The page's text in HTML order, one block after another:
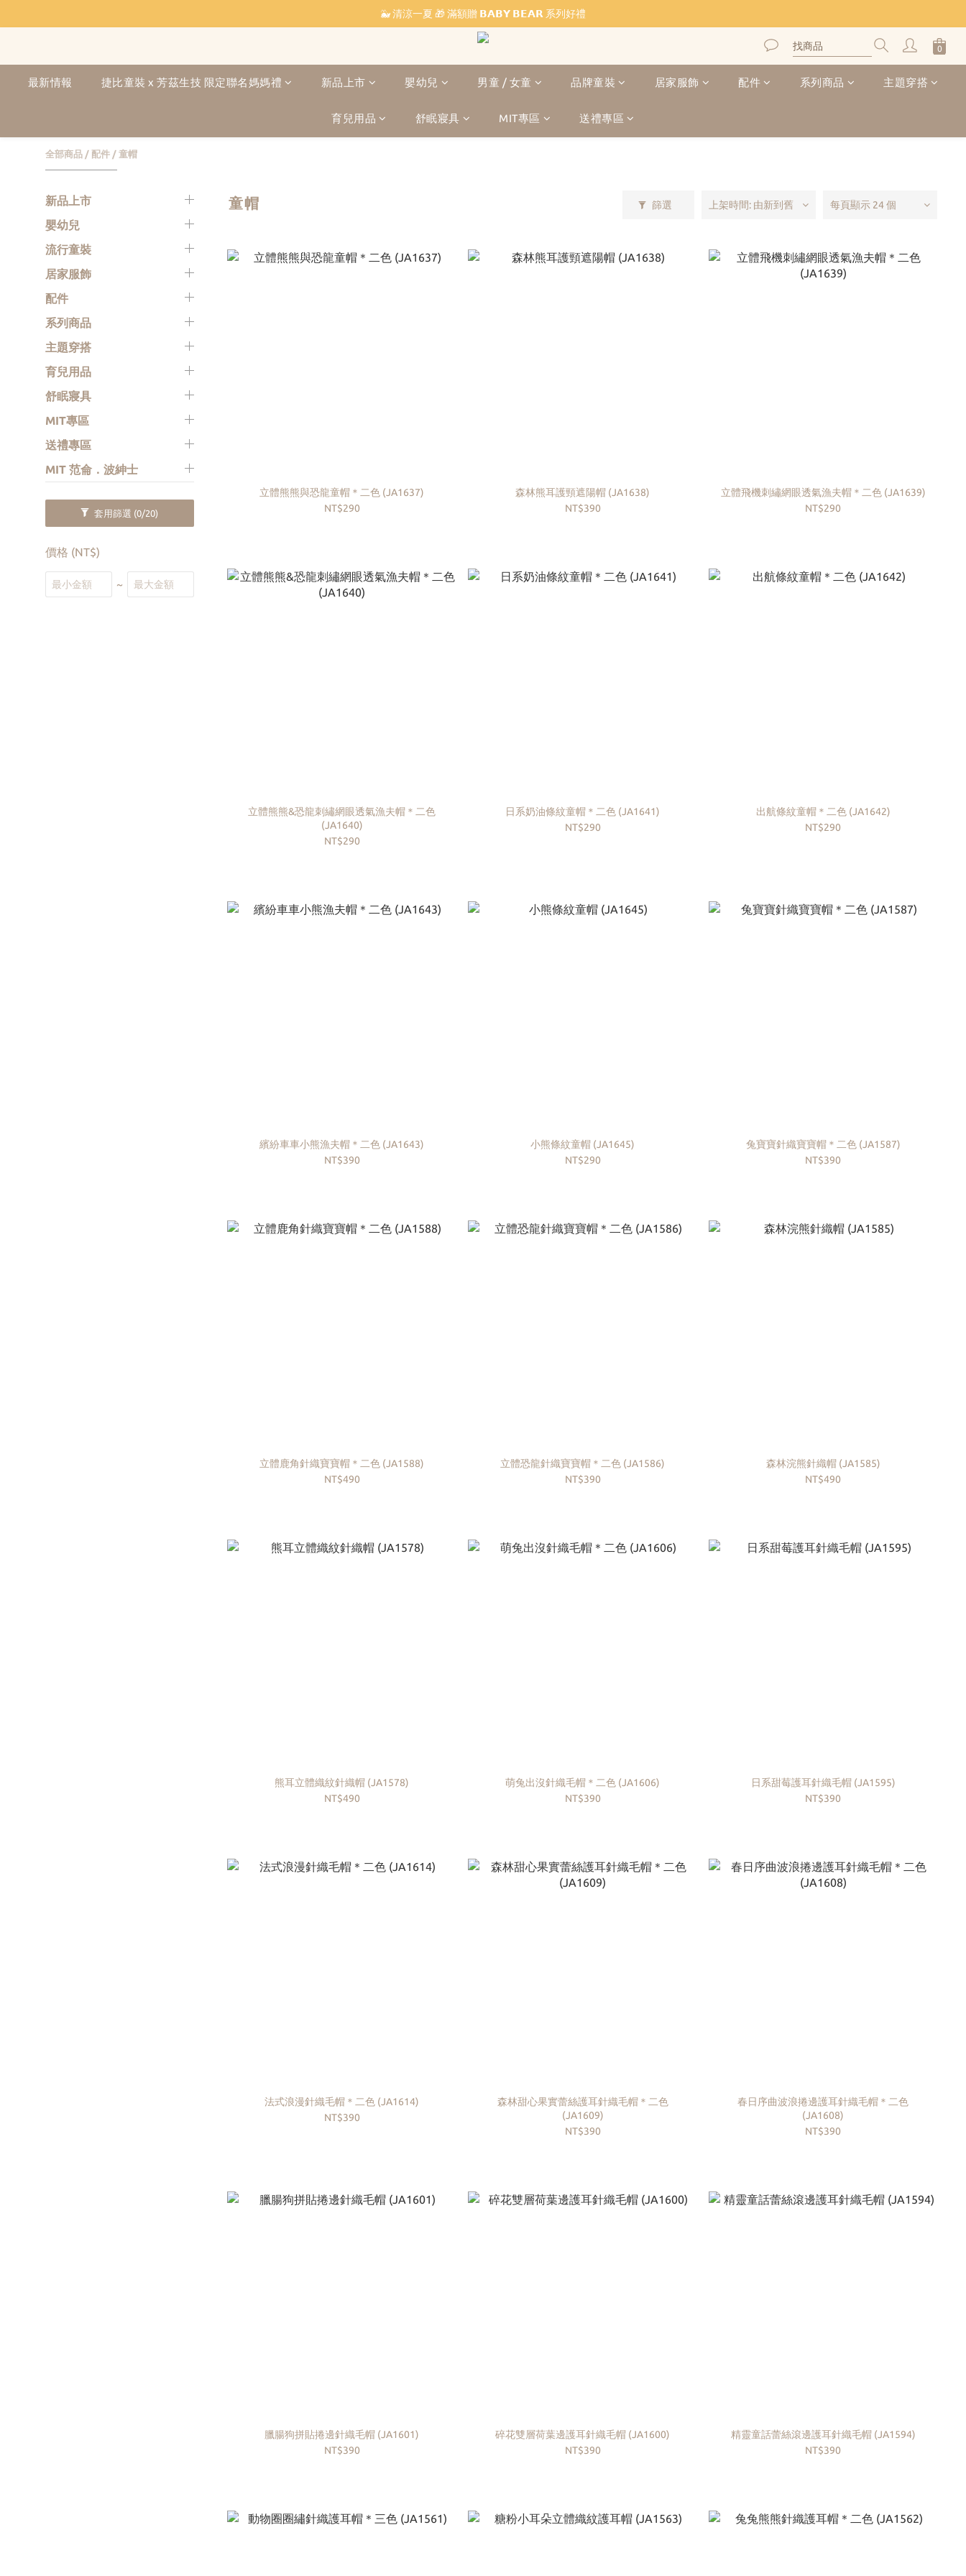
˗ˏˋ 𝔽𝕣𝕖𝕖 𝕊𝕙𝕚𝕡𝕡𝕚𝕟𝕘 ˎˊ˗ 全館滿 $𝟙,𝟘𝟘𝟘 免運
🐳 清涼一夏 🎁 滿額贈 𝗕𝗔𝗕𝗬 𝗕𝗘𝗔𝗥 系列好禮
˗ˏˋ 𝔽𝕣𝕖𝕖 𝕊𝕙𝕚𝕡𝕡𝕚𝕟𝕘 ˎˊ˗ 全館滿 $𝟙,𝟘𝟘𝟘 免運
最新情報 捷比童裝 x 芳茲生技 限定聯名媽媽禮 新品上市 嬰幼兒 男童 / 女童 品牌童裝 居家服飾 配件 系列商品 主題穿搭
育兒用品 舒眠寢具 MIT專區 送禮專區
全部商品 / 配件 / 童帽
新品上市
嬰幼兒
流行童裝
居家服飾
配件
系列商品
主題穿搭
育兒用品
舒眠寢具
MIT專區
送禮專區
MIT 范侖．波紳士
套用篩選 (0/20)
價格 (NT$)
~
童帽 篩選 上架時間: 由新到舊 每頁顯示 24 個
立體熊熊與恐龍童帽＊二色 (JA1637)
NT$290
森林熊耳護頸遮陽帽 (JA1638)
NT$390
立體飛機刺繡網眼透氣漁夫帽＊二色 (JA1639)
NT$290
立體熊熊&恐龍刺繡網眼透氣漁夫帽＊二色
(JA1640)
NT$290
日系奶油條紋童帽＊二色 (JA1641)
NT$290
出航條紋童帽＊二色 (JA1642)
NT$290
繽紛車車小熊漁夫帽＊二色 (JA1643)
NT$390
小熊條紋童帽 (JA1645)
NT$290
兔寶寶針織寶寶帽＊二色 (JA1587)
NT$390
立體鹿角針織寶寶帽＊二色 (JA1588)
NT$490
立體恐龍針織寶寶帽＊二色 (JA1586)
NT$390
森林浣熊針織帽 (JA1585)
NT$490
熊耳立體織紋針織帽 (JA1578)
NT$490
萌兔出沒針織毛帽＊二色 (JA1606)
NT$390
日系甜莓護耳針織毛帽 (JA1595)
NT$390
法式浪漫針織毛帽＊二色 (JA1614)
NT$390
森林甜心果實蕾絲護耳針織毛帽＊二色
(JA1609)
NT$390
春日序曲波浪捲邊護耳針織毛帽＊二色
(JA1608)
NT$390
臘腸狗拼貼捲邊針織毛帽 (JA1601)
NT$390
碎花雙層荷葉邊護耳針織毛帽 (JA1600)
NT$390
精靈童話蕾絲滾邊護耳針織毛帽 (JA1594)
NT$390